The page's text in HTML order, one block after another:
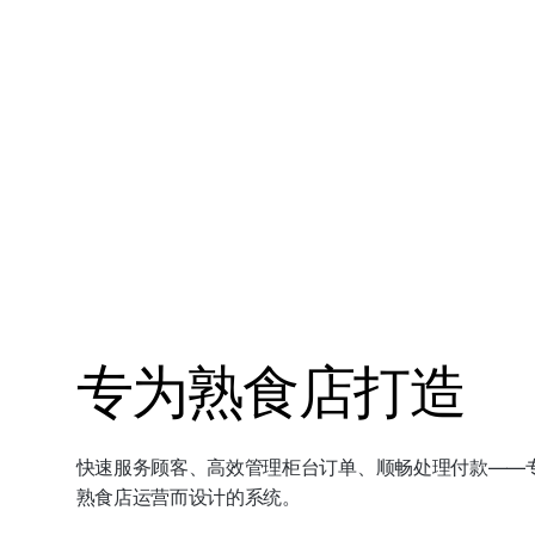
专为熟食店打造
快速服务顾客、高效管理柜台订单、顺畅处理付款——
熟食店运营而设计的系统。